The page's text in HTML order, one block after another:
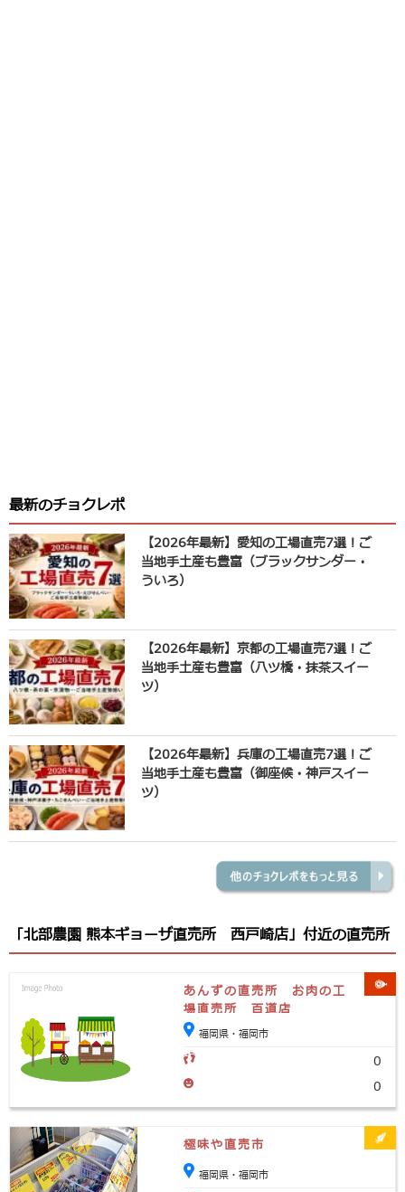
最新のチョクレポ
【2026年最新】愛知の工場直売7選！ご
当地手土産も豊富（ブラックサンダー・
ういろ）
【2026年最新】京都の工場直売7選！ご
当地手土産も豊富（八ツ橋・抹茶スイー
ツ）
【2026年最新】兵庫の工場直売7選！ご
当地手土産も豊富（御座候・神戸スイー
ツ）
「北部農園 熊本ギョーザ直売所 西戸崎店」付近の直売所
あんずの直売所 お肉の工
場直売所 百道店
福岡県・福岡市
0
0
極味や直売市
福岡県・福岡市